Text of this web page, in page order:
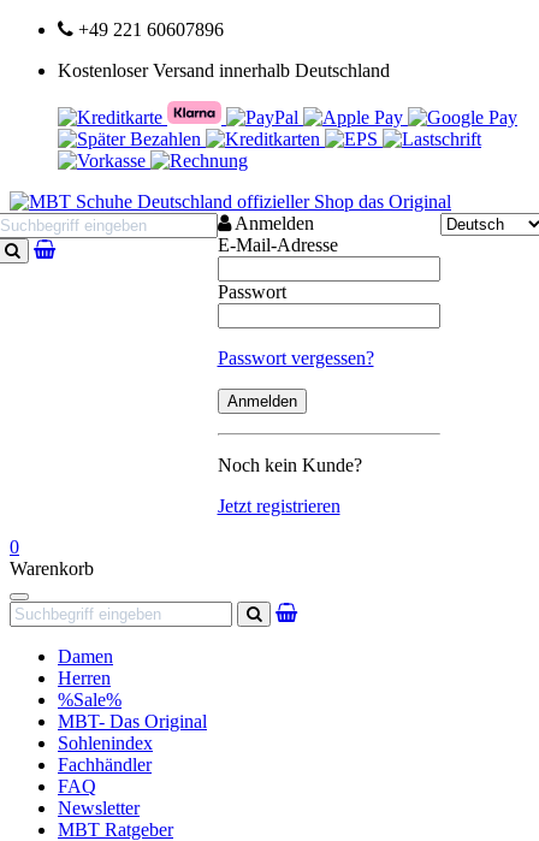
+49 221 60607896
Kostenloser Versand innerhalb Deutschland
Suchen
Anmelden
E-Mail-Adresse
Passwort
Passwort vergessen?
Noch kein Kunde?
Jetzt registrieren
0
Warenkorb
Navigation
Suchen
Damen
Herren
%Sale%
MBT- Das Original
Sohlenindex
Fachhändler
FAQ
Newsletter
MBT Ratgeber